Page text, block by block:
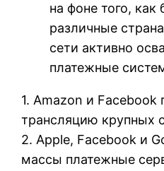
на фоне того, как
различные
сети активно
платежные
1. Amazon и Facebook
трансляцию крупных
2. Apple, Facebook и
массы платежные